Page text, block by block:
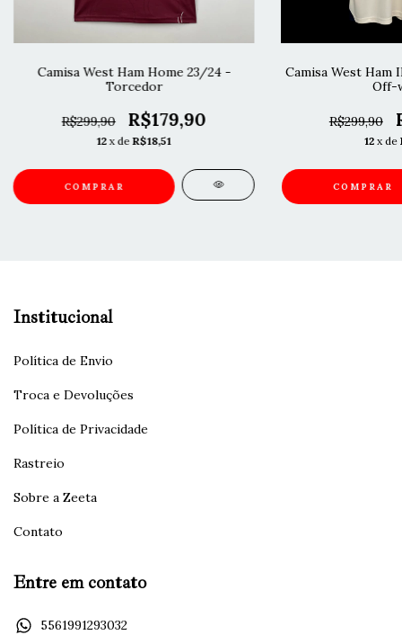
Camisa West Ham Home 23/24 -
Torcedor
R$299,90 R$179,90
12 x deR$18,51
COMPRAR
Camisa West
Off-
R$299,90
12 x de
COMPRAR
Institucional
Política de Envio
Troca e Devoluções
Política de Privacidade
Rastreio
Sobre a Zeeta
Contato
Entre em contato
5561991293032